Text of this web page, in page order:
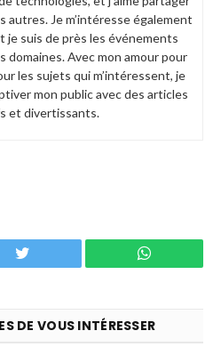
autres. Je m’intéresse également
je suis de près les événements
Avec mon amour pour
les sujets qui m’intéressent, je
mon public avec des articles
et divertissants.
Twitter WhatsApp
DE VOUS INTÉRESSER